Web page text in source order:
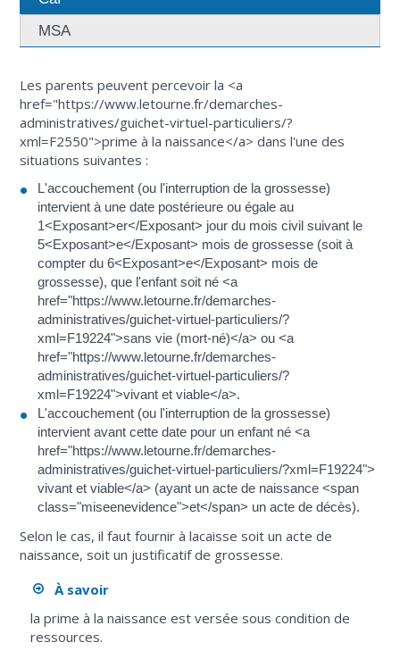
MSA
Les parents peuvent percevoir la <a
href="https://www.letourne.fr/demarches-
administratives/guichet-virtuel-particuliers/?
xml=F2550">prime à la naissance</a> dans l'une des
situations suivantes :
L'accouchement (ou l'interruption de la grossesse)
intervient à une date postérieure ou égale au
1<Exposant>er</Exposant> jour du mois civil suivant le
5<Exposant>e</Exposant> mois de grossesse (soit à
compter du 6<Exposant>e</Exposant> mois de
grossesse), que l'enfant soit né <a
href="https://www.letourne.fr/demarches-
administratives/guichet-virtuel-particuliers/?
xml=F19224">sans vie (mort-né)</a> ou <a
href="https://www.letourne.fr/demarches-
administratives/guichet-virtuel-particuliers/?
xml=F19224">vivant et viable</a>.
L'accouchement (ou l'interruption de la grossesse)
intervient avant cette date pour un enfant né <a
href="https://www.letourne.fr/demarches-
administratives/guichet-virtuel-particuliers/?xml=F19224">
vivant et viable</a> (ayant un acte de naissance <span
class="miseenevidence">et</span> un acte de décès).
Selon le cas, il faut fournir à lacaisse soit un acte de
naissance, soit un justificatif de grossesse.
À savoir
la prime à la naissance est versée sous condition de
ressources.